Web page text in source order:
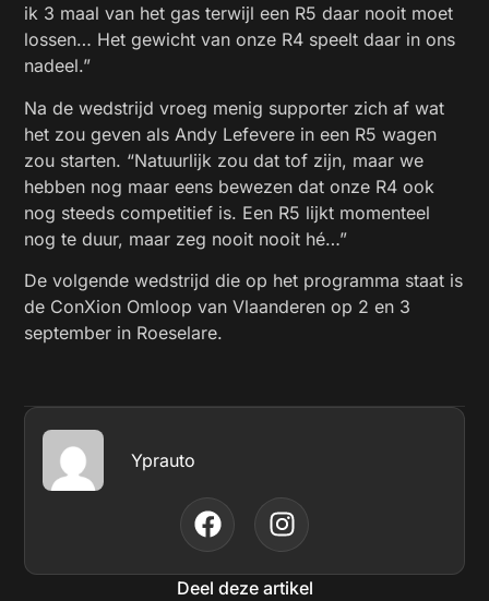
ik 3 maal van het gas terwijl een R5 daar nooit moet
lossen… Het gewicht van onze R4 speelt daar in ons
nadeel.”
Na de wedstrijd vroeg menig supporter zich af wat
het zou geven als Andy Lefevere in een R5 wagen
zou starten. “Natuurlijk zou dat tof zijn, maar we
hebben nog maar eens bewezen dat onze R4 ook
nog steeds competitief is. Een R5 lijkt momenteel
nog te duur, maar zeg nooit nooit hé…”
De volgende wedstrijd die op het programma staat is
de ConXion Omloop van Vlaanderen op 2 en 3
september in Roeselare.
Yprauto
Deel deze artikel